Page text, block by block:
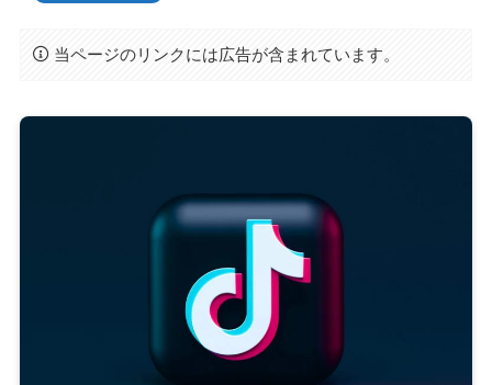
当ページのリンクには広告が含まれています。